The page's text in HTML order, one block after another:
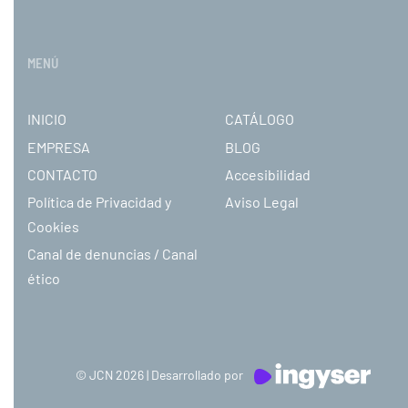
MENÚ
INICIO
CATÁLOGO
EMPRESA
BLOG
CONTACTO
Accesibilidad
Política de Privacidad y
Cookies
Aviso Legal
Canal de denuncias / Canal
ético
© JCN 2026 | Desarrollado por